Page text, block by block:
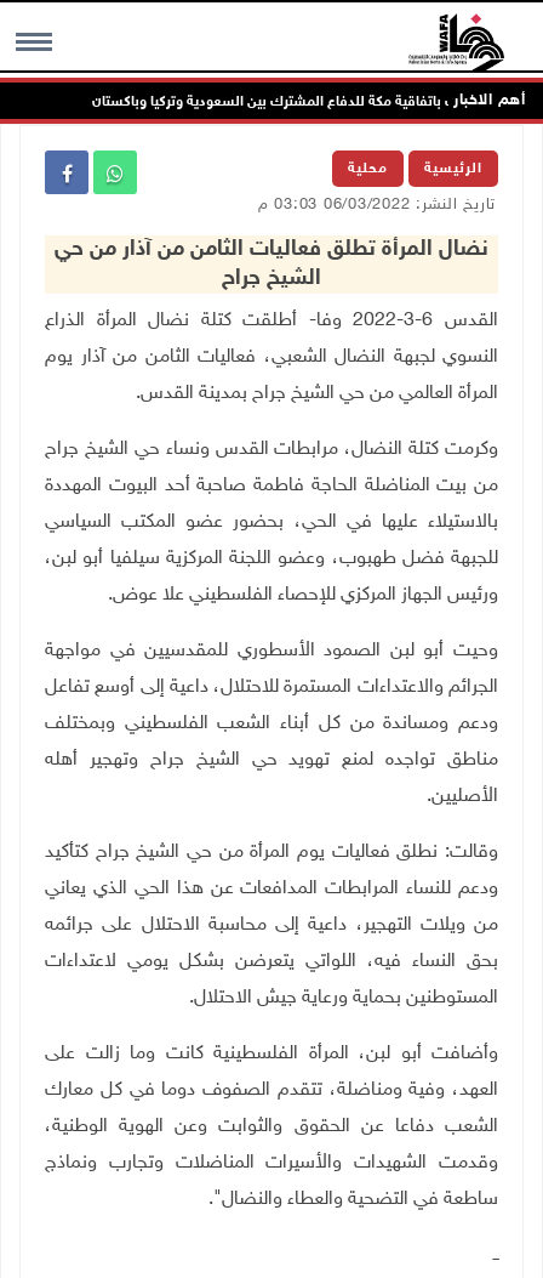
MENU أهم الاخبار
الرئاسة ترحب باتفاقية مكة للدفاع المشترك بين السعودية وتركيا وباكستان
الرئيسية محلية
تاريخ النشر: 06/03/2022 03:03 م
نضال المرأة تطلق فعاليات الثامن من آذار من حي
الشيخ جراح
القدس 6-3-2022 وفا- أطلقت كتلة نضال المرأة الذراع
النسوي لجبهة النضال الشعبي، فعاليات الثامن من آذار يوم
المرأة العالمي من حي الشيخ جراح بمدينة القدس.
وكرمت كتلة النضال، مرابطات القدس ونساء حي الشيخ جراح
من بيت المناضلة الحاجة فاطمة صاحبة أحد البيوت المهددة
بالاستيلاء عليها في الحي، بحضور عضو المكتب السياسي
للجبهة فضل طهبوب، وعضو اللجنة المركزية سيلفيا أبو لبن،
ورئيس الجهاز المركزي للإحصاء الفلسطيني علا عوض.
وحيت أبو لبن الصمود الأسطوري للمقدسيين في مواجهة
الجرائم والاعتداءات المستمرة للاحتلال، داعية إلى أوسع تفاعل
ودعم ومساندة من كل أبناء الشعب الفلسطيني وبمختلف
مناطق تواجده لمنع تهويد حي الشيخ جراح وتهجير أهله
الأصليين.
وقالت: نطلق فعاليات يوم المرأة من حي الشيخ جراح كتأكيد
ودعم للنساء المرابطات المدافعات عن هذا الحي الذي يعاني
من ويلات التهجير، داعية إلى محاسبة الاحتلال على جرائمه
بحق النساء فيه، اللواتي يتعرضن بشكل يومي لاعتداءات
المستوطنين بحماية ورعاية جيش الاحتلال.
وأضافت أبو لبن، المرأة الفلسطينية كانت وما زالت على
العهد، وفية ومناضلة، تتقدم الصفوف دوما في كل معارك
الشعب دفاعا عن الحقوق والثوابت وعن الهوية الوطنية،
وقدمت الشهيدات والأسيرات المناضلات وتجارب ونماذج
ساطعة في التضحية والعطاء والنضال".
ــ